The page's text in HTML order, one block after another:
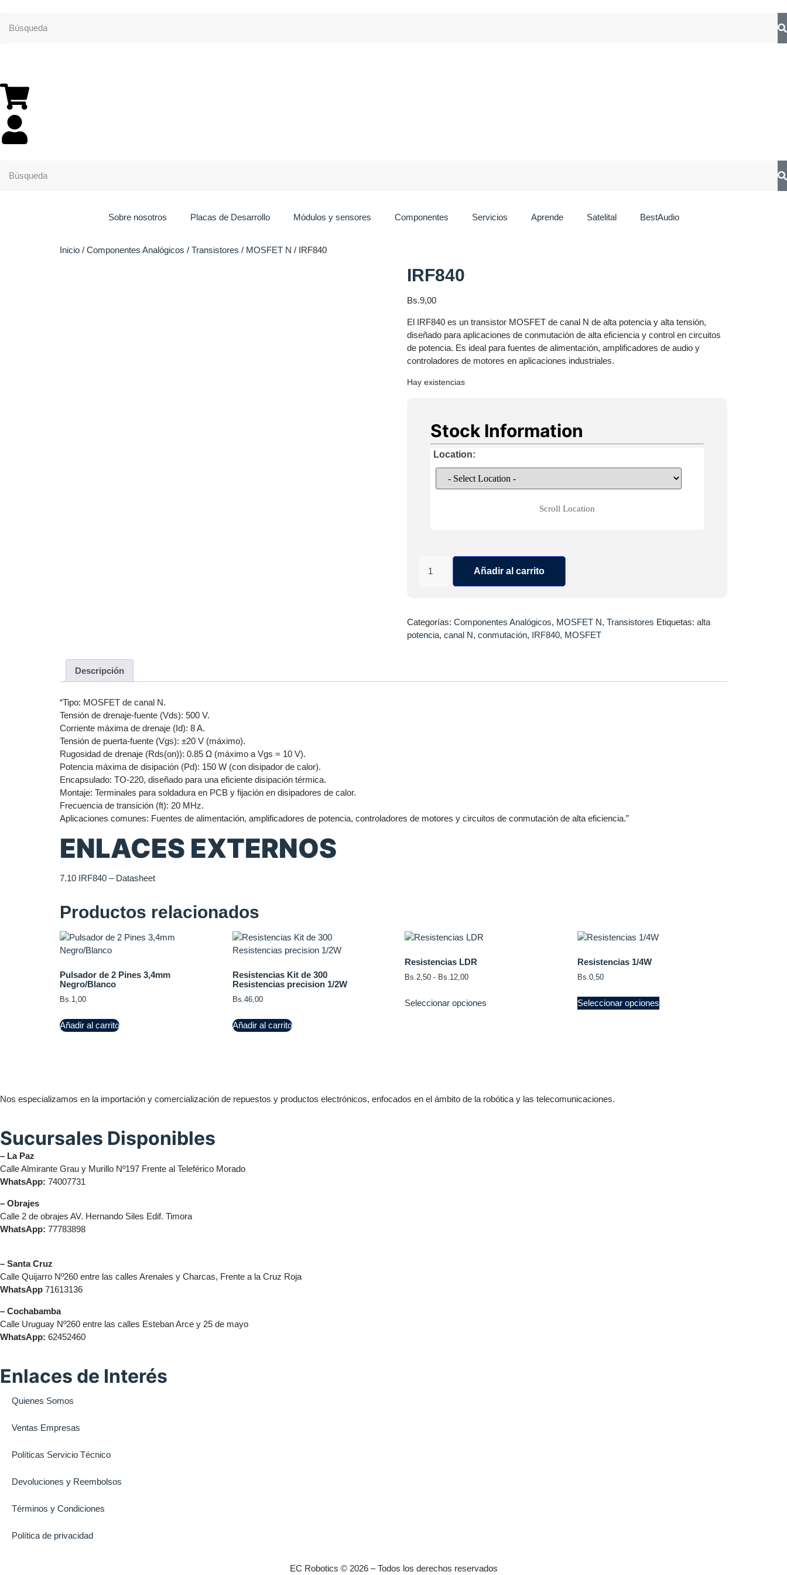
Sobre nosotros Placas de Desarrollo Módulos y sensores Componentes Servicios Aprende Satelital BestAudio
Inicio / Componentes Analógicos / Transistores / MOSFET N / IRF840
IRF840
Bs.9,00
El IRF840 es un transistor MOSFET de canal N de alta potencia y alta tensión,
diseñado para aplicaciones de conmutación de alta eficiencia y control en circuitos
de potencia. Es ideal para fuentes de alimentación, amplificadores de audio y
controladores de motores en aplicaciones industriales.
Hay existencias
Stock Information
Location:
Scroll Location
Añadir al carrito
Categorías: Componentes Analógicos, MOSFET N, Transistores Etiquetas: alta
potencia, canal N, conmutación, IRF840, MOSFET
Descripción
“Tipo: MOSFET de canal N.
Tensión de drenaje-fuente (Vds): 500 V.
Corriente máxima de drenaje (Id): 8 A.
Tensión de puerta-fuente (Vgs): ±20 V (máximo).
Rugosidad de drenaje (Rds(on)): 0.85 Ω (máximo a Vgs = 10 V).
Potencia máxima de disipación (Pd): 150 W (con disipador de calor).
Encapsulado: TO-220, diseñado para una eficiente disipación térmica.
Montaje: Terminales para soldadura en PCB y fijación en disipadores de calor.
Frecuencia de transición (ft): 20 MHz.
Aplicaciones comunes: Fuentes de alimentación, amplificadores de potencia, controladores de motores y circuitos de conmutación de alta eficiencia.”
ENLACES EXTERNOS
7.10 IRF840 – Datasheet
Productos relacionados
Pulsador de 2 Pines 3,4mm
Negro/Blanco
Bs.1,00
Añadir al carrito
Resistencias Kit de 300
Resistencias precision 1/2W
Bs.46,00
Añadir al carrito
Resistencias LDR
Bs.2,50 - Bs.12,00
Seleccionar opciones
Resistencias 1/4W
Bs.0,50
Seleccionar opciones
Nos especializamos en la importación y comercialización de repuestos y productos electrónicos, enfocados en el ámbito de la robótica y las telecomunicaciones.
Sucursales Disponibles
– La Paz
Calle Almirante Grau y Murillo Nº197 Frente al Teleférico Morado
WhatsApp: 74007731
– Obrajes
Calle 2 de obrajes AV. Hernando Siles Edif. Timora
WhatsApp: 77783898
– Santa Cruz
Calle Quijarro Nº260 entre las calles Arenales y Charcas, Frente a la Cruz Roja
WhatsApp 71613136
– Cochabamba
Calle Uruguay Nº260 entre las calles Esteban Arce y 25 de mayo
WhatsApp: 62452460
Enlaces de Interés
Quienes Somos
Ventas Empresas
Políticas Servicio Técnico
Devoluciones y Reembolsos
Términos y Condiciones
Política de privacidad
EC Robotics © 2026 – Todos los derechos reservados